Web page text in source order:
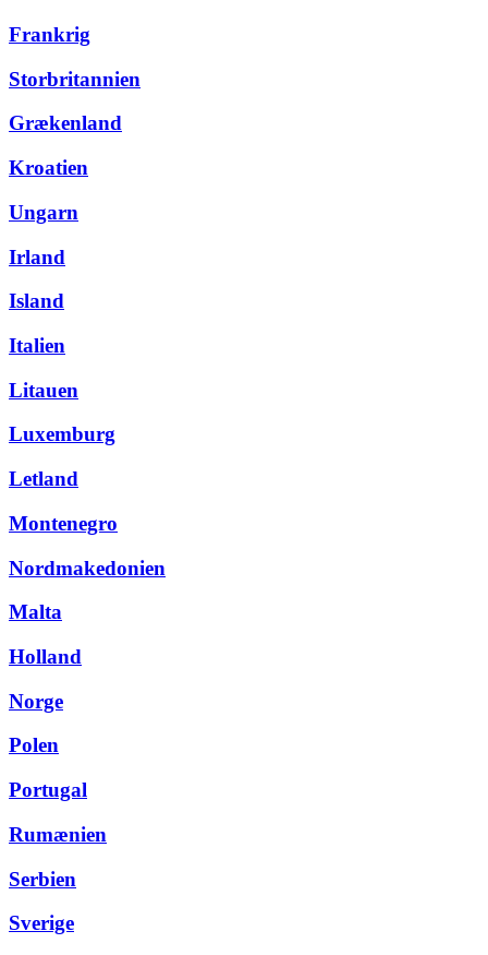
Frankrig
Storbritannien
Grækenland
Kroatien
Ungarn
Irland
Island
Italien
Litauen
Luxemburg
Letland
Montenegro
Nordmakedonien
Malta
Holland
Norge
Polen
Portugal
Rumænien
Serbien
Sverige